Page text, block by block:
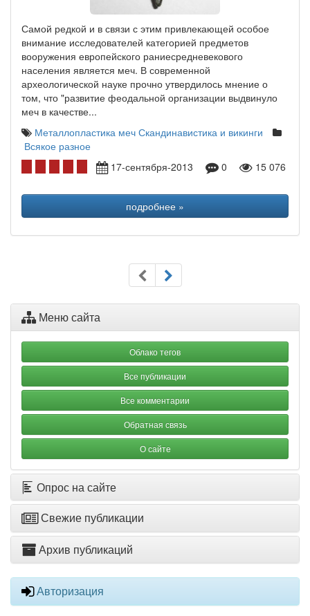
Самой редкой и в связи с этим привлекающей особое
внимание исследователей категорией предметов
вооружения европейского раниесредневекового
населения является меч. В современной
археологической науке прочно утвердилось мнение о
том, что "развитие феодальной организации выдвинуло
меч в качестве...
Металлопластика меч Скандинавистика и викинги
Всякое разное
17-сентября-2013
0 15 076
подробнее »
Меню сайта
Облако тегов
Все публикации
Все комментарии
Обратная связь
О сайте
Опрос на сайте
Свежие публикации
Архив публикаций
Авторизация